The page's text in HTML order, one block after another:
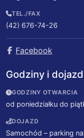
TEL./FAX
(42) 676-74-26
Facebook
Godziny i dojazd
GODZINY OTWARCIA
od poniedziałku do
DOJAZD
Samochód – parking